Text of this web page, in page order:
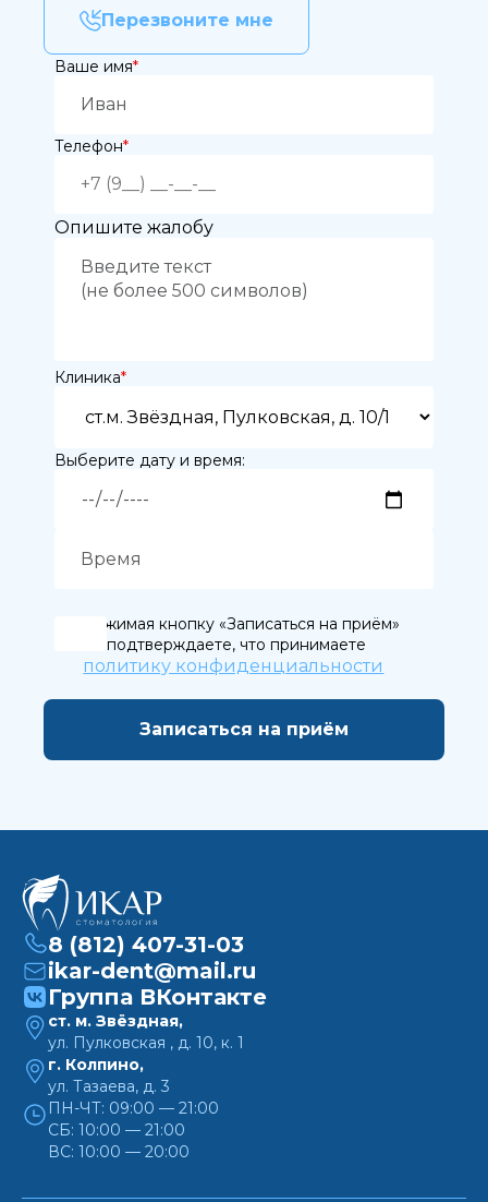
Перезвоните мне
Ваше имя*
Телефон*
Опишите жалобу
Клиника*
Выберите дату и время:
Нажимая кнопку «Записаться на приём»
вы подтверждаете, что принимаете
политику конфиденциальности
8 (812) 407-31-03
ikar-dent@mail.ru
Группа ВКонтакте
ст. м. Звёздная,
ул. Пулковская , д. 10, к. 1
г. Колпино,
ул. Тазаева, д. 3
ПН-ЧТ: 09:00 — 21:00
СБ: 10:00 — 21:00
ВС: 10:00 — 20:00